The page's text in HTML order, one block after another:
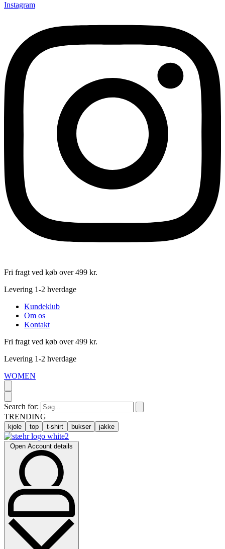
Instagram
Fri fragt ved køb over 499 kr.
Levering 1-2 hverdage
Kundeklub
Om os
Kontakt
Fri fragt ved køb over 499 kr.
Levering 1-2 hverdage
WOMEN
Search for:
TRENDING
kjole top t-shirt bukser jakke
Open Account details